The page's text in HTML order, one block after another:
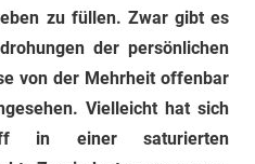
zu füllen. Zwar gibt es
der persönlichen
von der Mehrheit offenbar
Vielleicht hat sich
in einer saturierten